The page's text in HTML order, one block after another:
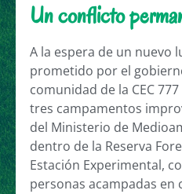
Un conflicto
A la espera de un nuevo
prometido por el
comunidad de la CEC
tres campamentos
del Ministerio de
dentro de la Reserva
Estación Experimental,
personas acampadas en